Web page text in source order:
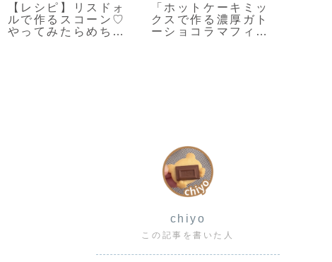
【レシピ】お手軽ス
コーン♡うちにある
材料ですぐ出来る♡
「濃厚ガトーショコ
ラマフィン」冷やし
て美味しいマフィン
chiyo
この記事を書いた人